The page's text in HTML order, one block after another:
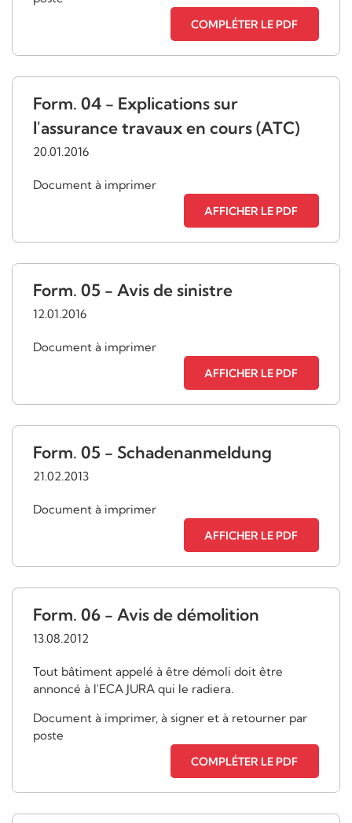
COMPLÉTER LE PDF
Form. 04 - Explications sur
l'assurance travaux en cours (ATC)
20.01.2016
Document à imprimer
AFFICHER LE PDF
Form. 05 - Avis de sinistre
12.01.2016
Document à imprimer
AFFICHER LE PDF
Form. 05 - Schadenanmeldung
21.02.2013
Document à imprimer
AFFICHER LE PDF
Form. 06 - Avis de démolition
13.08.2012
Tout bâtiment appelé à être démoli doit être
annoncé à l'ECA JURA qui le radiera.
Document à imprimer, à signer et à retourner par
poste
COMPLÉTER LE PDF